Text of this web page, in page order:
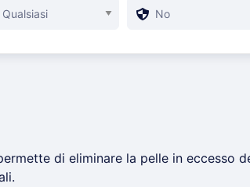
di eliminare la pelle in eccesso